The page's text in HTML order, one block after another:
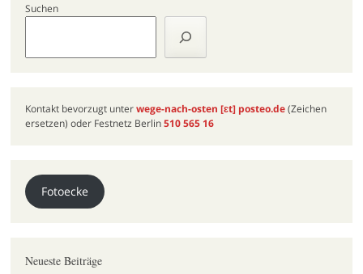
Suchen
Kontakt bevorzugt unterwege-nach-osten [ɛt]posteo.de(Zeichen
ersetzen) oder Festnetz Berlin510 565 16
Fotoecke
Neueste Beiträge